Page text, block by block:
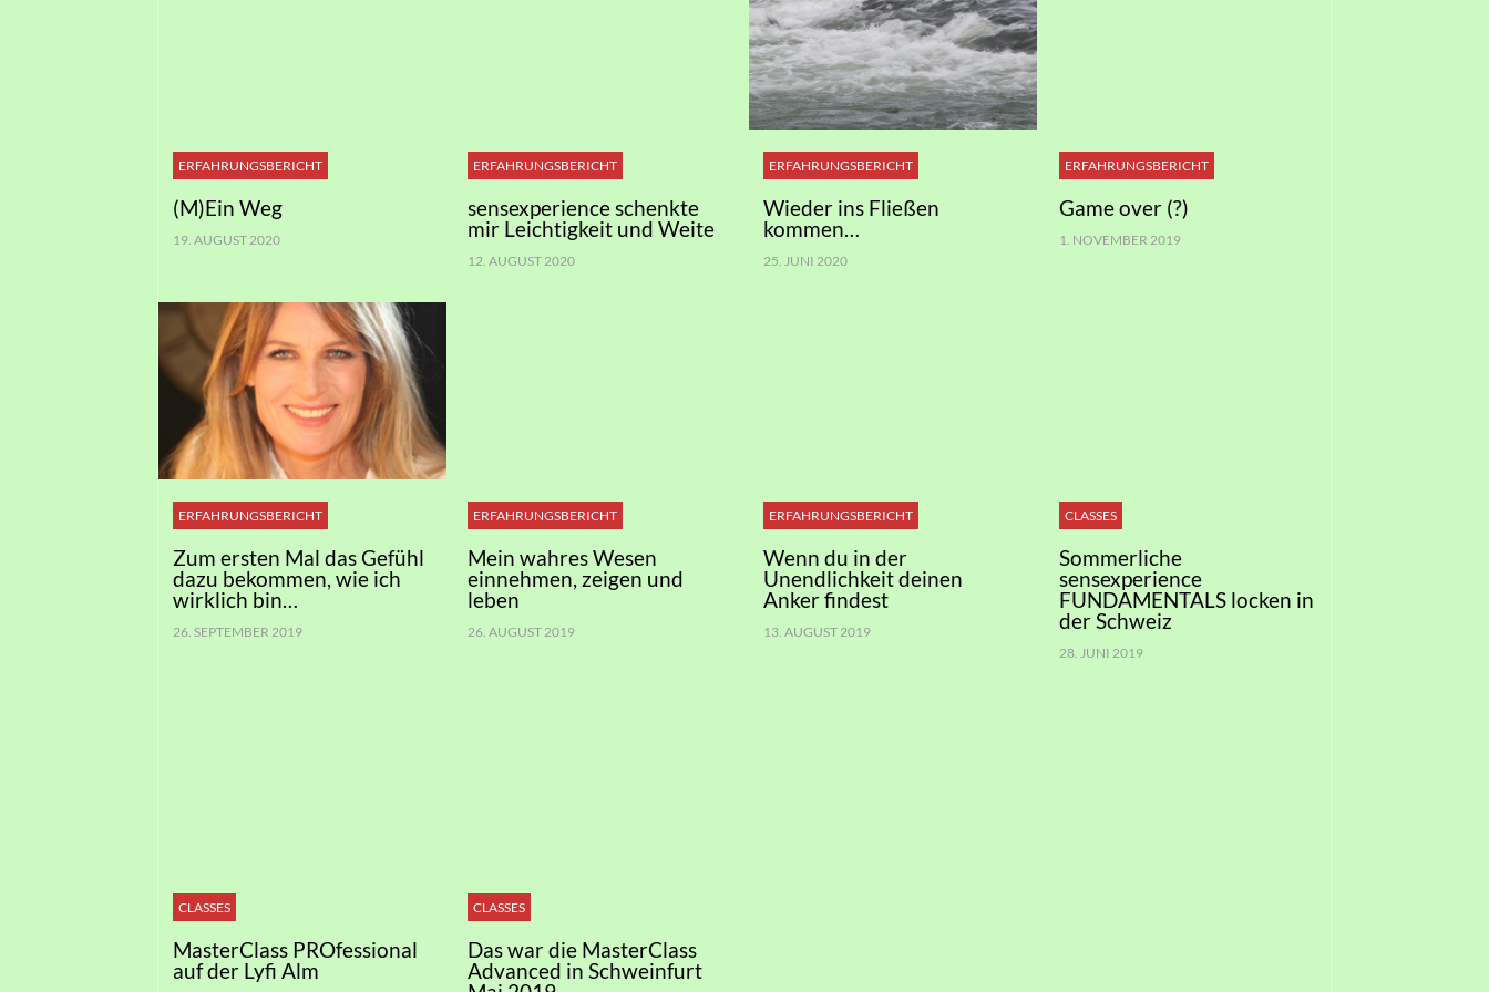
ERFAHRUNGSBERICHT
(M)Ein Weg
19. AUGUST 2020
ERFAHRUNGSBERICHT
sensexperience schenkte
mir Leichtigkeit und Weite
12. AUGUST 2020
ERFAHRUNGSBERICHT
Wieder ins Fließen
kommen…
25. JUNI 2020
ERFAHRUNGSBERICHT
Game over (?)
1. NOVEMBER 2019
ERFAHRUNGSBERICHT
Zum ersten Mal das Gefühl
dazu bekommen, wie ich
wirklich bin…
26. SEPTEMBER 2019
ERFAHRUNGSBERICHT
Mein wahres Wesen
einnehmen, zeigen und
leben
26. AUGUST 2019
ERFAHRUNGSBERICHT
Wenn du in der
Unendlichkeit deinen
Anker findest
13. AUGUST 2019
CLASSES
Sommerliche
sensexperience
FUNDAMENTALS locken in
der Schweiz
28. JUNI 2019
CLASSES
MasterClass PROfessional
auf der Lyfi Alm
CLASSES
Das war die MasterClass
Advanced in Schweinfurt